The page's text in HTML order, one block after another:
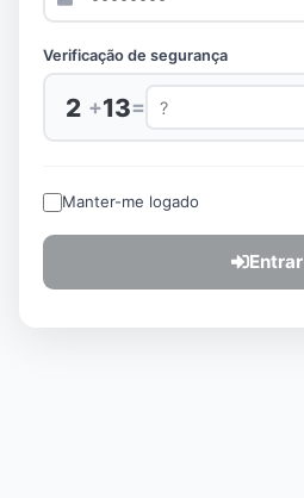
Verificação de segurança
2 +13=
Manter-me logado
Entrar